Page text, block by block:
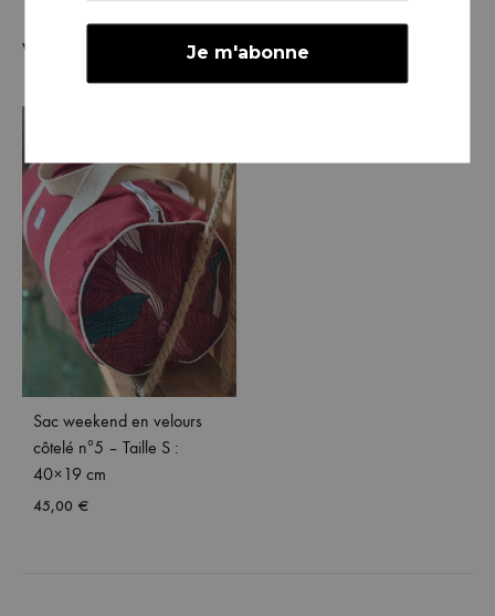
Vous aimerez peut-être aussi…
Sac weekend en velours
côtelé nº5 – Taille S :
40×19 cm
45,00 €